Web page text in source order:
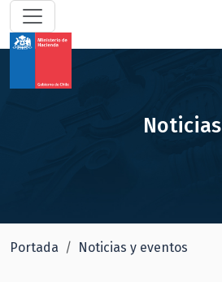
Noticias
Portada Noticias y eventos